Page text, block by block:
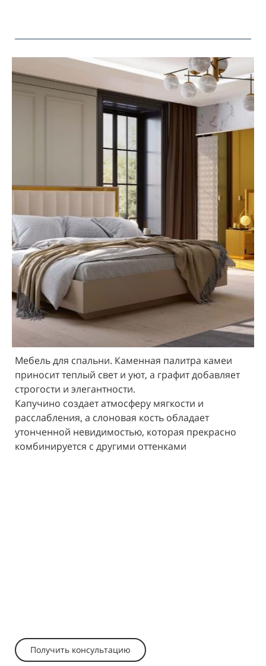
Мебель для спальни. Каменная палитра камеи
приносит теплый свет и уют, а графит добавляет
строгости и элегантности.
Капучино создает атмосферу мягкости и
расслабления, а слоновая кость обладает
утонченной невидимостью, которая прекрасно
комбинируется с другими оттенками
Получить консультацию